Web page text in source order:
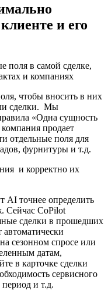
и его
поля в самой сделке,
и компаниях
чтобы вносить в них
сделки. Мы
«Одна сущность
продает
отдельные поля для
фурнитуры и т.д.
и корректно их
AI точнее определить
Сейчас CoPilot
сделки в прошедших
сезонном спросе или
датам,
в карточке сделки
сервисного
и т.д.